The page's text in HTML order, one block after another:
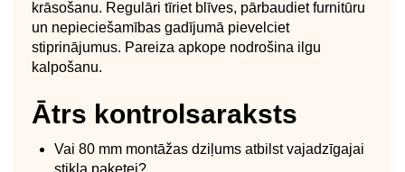
krāsošanu. Regulāri tīriet blīves, pārbaudiet furnitūru
un nepieciešamības gadījumā pievelciet
stiprinājumus. Pareiza apkope nodrošina ilgu
kalpošanu.
Ātrs kontrolsaraksts
Vai 80 mm montāžas dziļums atbilst vajadzīgajai
stikla paketei?